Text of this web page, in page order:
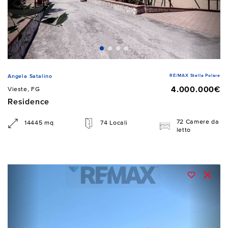
Angela Satalino RE/MAX Stella Polare
Vieste, FG
4.000.000€
Residence
14445 mq 74 Locali
72 Camere da
letto